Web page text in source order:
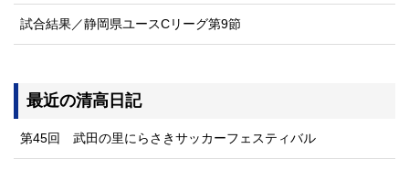
試合結果／静岡県ユースCリーグ第9節
最近の清高日記
第45回 武田の里にらさきサッカーフェスティバル